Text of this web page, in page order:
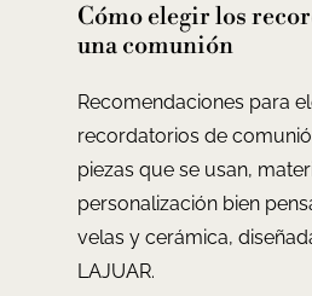
Cómo elegir los
una comunión
Recomendaciones para
recordatorios de
piezas que se usan,
personalización bien
velas y cerámica,
LAJUAR.